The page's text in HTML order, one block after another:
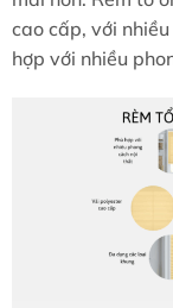
cao cấp, với
hợp với nhiều